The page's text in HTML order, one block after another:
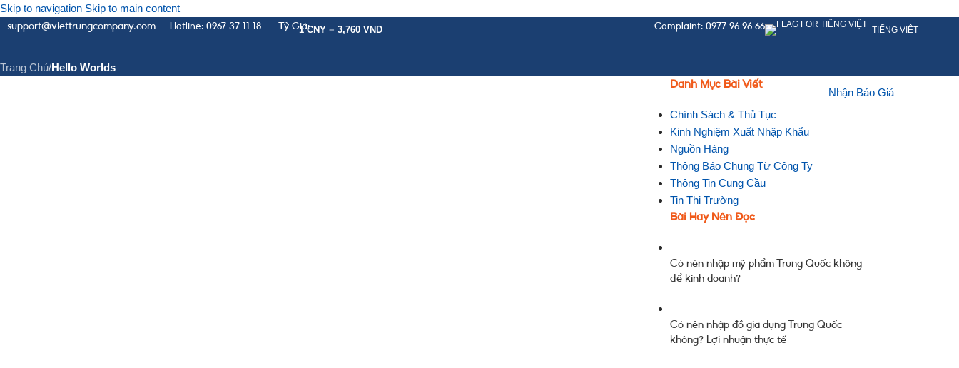
Skip to navigation Skip to main content
support@viettrungcompany.com Hotline: 0967 37 11 18 Tỷ Giá:1 CNY = 3,760 VND Complaint: 0977 96 96 66 TIẾNG VIỆT
Nhận Báo Giá
Hello Worlds
Trang Chủ/Hello Worlds
Danh Mục Bài Viết
Chính Sách & Thủ Tục
Kinh Nghiệm Xuất Nhập Khẩu
Nguồn Hàng
Thông Báo Chung Từ Công Ty
Thông Tin Cung Cầu
Tin Thị Trường
Bài Hay Nên Đọc
Có nên nhập mỹ phẩm Trung Quốc không
để kinh doanh?
Có nên nhập đồ gia dụng Trung Quốc
không? Lợi nhuận thực tế